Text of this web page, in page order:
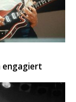
engagiert